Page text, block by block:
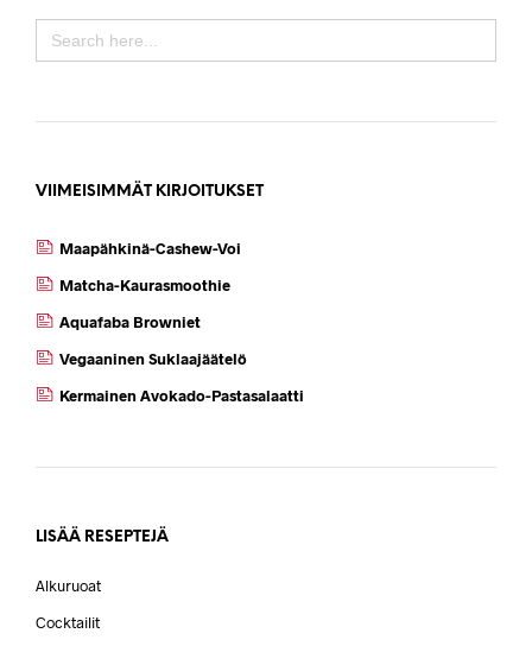
FOR:
VIIMEISIMMÄT KIRJOITUKSET
Maapähkinä-Cashew-Voi
Matcha-Kaurasmoothie
Aquafaba Browniet
Vegaaninen Suklaajäätelö
Kermainen Avokado-Pastasalaatti
LISÄÄ RESEPTEJÄ
Alkuruoat
Cocktailit